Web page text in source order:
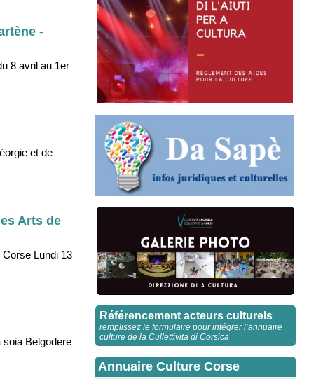
-
8 avril au 1er
et de
Arts de
Lundi 13
Belgodere
Référencement acteurs culturels
remplissez le formulaire pour intégrer l’annuaire
culture de la Cullettivita di Corsica
Annuaire Culture Corse